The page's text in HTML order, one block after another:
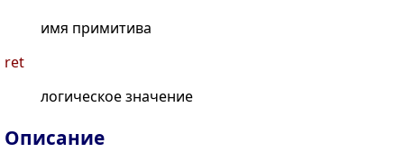
имя примитива
ret
логическое значение
Описание